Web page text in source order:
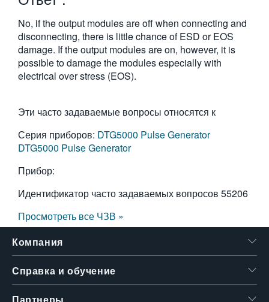
한국어
繁體中文
No, if the output modules are off when connecting and
disconnecting, there is little chance of ESD or EOS
damage. If the output modules are on, however, it is
possible to damage the modules especially with
electrical over stress (EOS).
Эти часто задаваемые вопросы относятся к
Серия приборов: DTG5000 Pulse Generator
DTG5000 Pulse Generator
Прибор:
Идентификатор часто задаваемых вопросов 55206
Просмотреть все ЧЗВ »
Компания
Справка и обучение
Партнеры